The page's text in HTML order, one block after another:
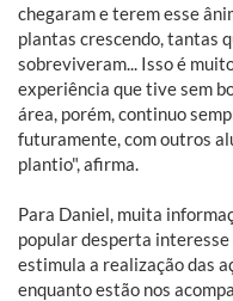
chegaram e terem esse
plantas crescendo, tantas
sobreviveram... Isso é
experiência que tive sem
área, porém, continuo
futuramente, com outros
plantio", afirma.
Para Daniel, muita
popular desperta interesse
estimula a realização das
enquanto estão nos